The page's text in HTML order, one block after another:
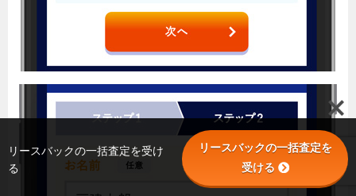
リースバックの一括査定を受け
る
リースバックの一括査定を
受ける